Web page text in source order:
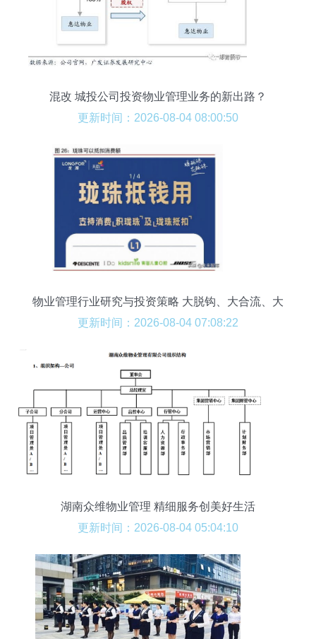
混改 城投公司投资物业管理业务的新出路？
更新时间：2026-08-04 08:00:50
物业管理行业研究与投资策略 大脱钩、大合流、大
分化
更新时间：2026-08-04 07:08:22
湖南众维物业管理 精细服务创美好生活
更新时间：2026-08-04 05:04:10